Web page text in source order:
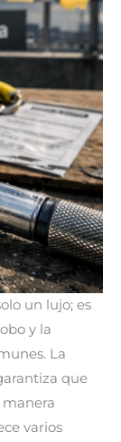
un lujo; es
y la
La
que
varios